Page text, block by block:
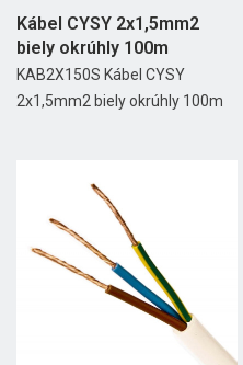
Kábel CYSY 2x1,5mm2
biely okrúhly 100m
KAB2X150S Kábel CYSY
2x1,5mm2 biely okrúhly 100m